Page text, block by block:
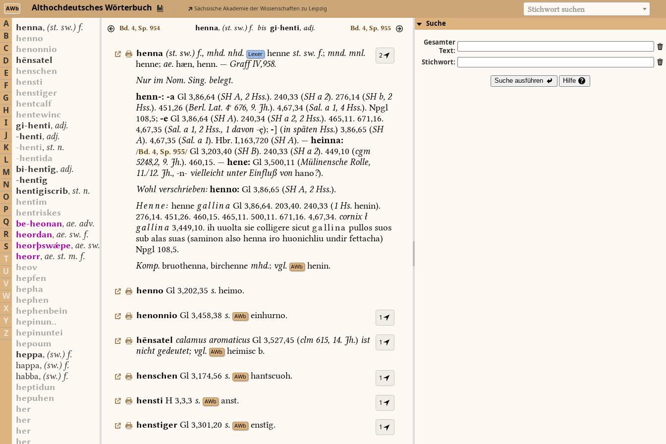
AWb Althochdeutsches Wörterbuch Sächsische Akademie der Wissenschaften zu Leipzig Stichwort suchen
A
B
C
D
E
F
G
H
I
J
K
L
M
N
O
P
Q
R
S
T
U
V
W
X
Y
Z
henna, (st. sw.) f.
henno
henonnio
hēnsatel
henschen
hensti
henstiger
hentcalf
hentewinc
gi-henti, adj.
-henti, adj.
-henti, st. n.
-hentida
bi-hentîg, adj.
-hentîg
hentigiscrib, st. n.
hentim
hentriskes
be-heonan, ae. adv.
heordan, ae. sw. f.
heorþswǽpe, ae. sw. f.
heorr, ae. st. m. f.
heov
hepfen
hepha
hephen
hephenbein
hepinun..
hepinuntei
hepoum
heppa, (sw.) f.
happa, (sw.) f.
habba, (sw.) f.
heptidun
hepuhen
her
her
her
her
Bd. 4, Sp. 954 henna, (st. sw.) f.bis gi-henti, adj. Bd. 4, Sp. 955
2
henna (st. sw.) f., mhd. nhd. Lexer henne st.sw.f.; mnd.mnl.
henne; ae.hæn,henn. — GraffIV,958.
NurimNom.Sing.belegt.
henn-: -aGl3,86,64(SHA,2Hss.). 240,33 (SHa2). 276,14(SHb,2
Hss.). 451,26 (Berl.Lat.4° 676,9.Jh.). 4,67,34(Sal.a1,4Hss.). Npgl
108,5; -eGl3,86,64(SH A). 240,34(SHa2,2Hss.). 465,11. 671,16.
4,67,35 (Sal. a1,2Hss.,1davon-ę); -] (inspätenHss.) 3,86,65 (SH
A). 4,67,35 (Sal.a1). Hbr. I,163,720 (SHA). — heinna:
/Bd. 4, Sp. 955/ Gl3,203,40 (SHB). 240,33 (SHa2). 449,10 (cgm
5248,2, 9.Jh.). 460,15. — hene: Gl3,500,11 (MülinenscheRolle,
11./12.Jh.,-n- vielleichtunterEinflußvonhano?).
Wohlverschrieben: henno: Gl3,86,65 (SHA,2Hss.).
Henne: henne gallina Gl 3,86,64. 203,40. 240,33 (1 Hs. henin).
276,14. 451,26. 460,15. 465,11. 500,11. 671,16. 4,67,34. cornixł
gallina 3,449,10. ih uuolta sie colligere sicut gallina pullos suos
subalassuas(saminonalso hennairo huonichliuundirfettacha)
Npgl 108,5.
Komp.bruothenna,birchenne mhd.; vgl. AWb henin.
henno Gl 3,202,35 s. heimo.
1
henonnio Gl 3,458,38 s. AWb einhurno.
1
hēnsatel calamus aromaticus Gl 3,527,45 (clm 615, 14. Jh.) ist
nichtgedeutet;vgl. AWb heimiscb.
1
henschen Gl 3,174,56 s. AWb hantscuoh.
1
hensti H 3,3,3 s. AWb anst.
1
henstiger Gl 3,301,20 s. AWb enstîg.
Suche
Gesamter
Text:
Stichwort:
Suche ausführen Hilfe